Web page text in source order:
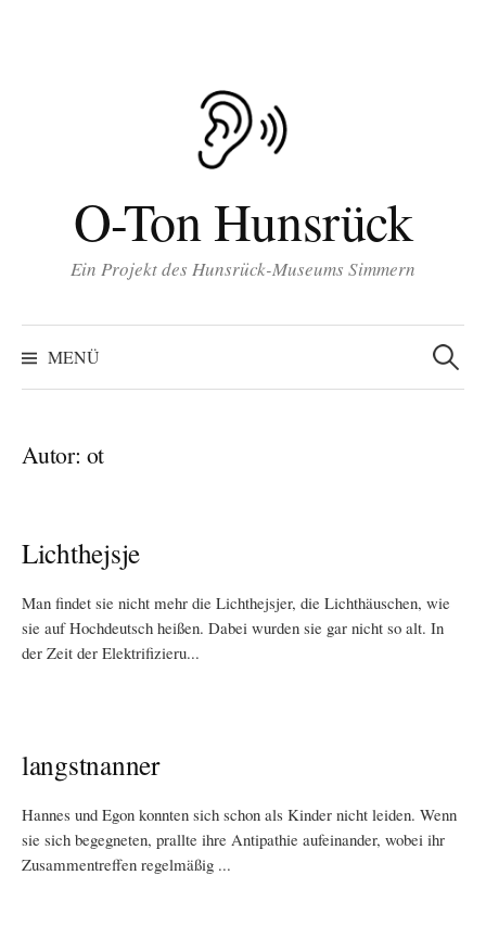
O-Ton Hunsrück
Ein Projekt des Hunsrück-Museums Simmern
MENÜ
Suchen
nach:
Autor: ot
Lichthejsje
Man findet sie nicht mehr die Lichthejsjer, die Lichthäuschen, wie
sie auf Hochdeutsch heißen. Dabei wurden sie gar nicht so alt. In
der Zeit der Elektrifizieru...
langstnanner
Hannes und Egon konnten sich schon als Kinder nicht leiden. Wenn
sie sich begegneten, prallte ihre Antipathie aufeinander, wobei ihr
Zusammentreffen regelmäßig ...